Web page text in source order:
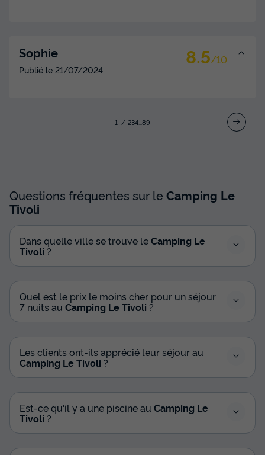
Sophie 8.5/10
Publié le 21/07/2024
1 234 ...89
Questions fréquentes sur leCamping Le
Tivoli
Dans quelle ville se trouve leCamping Le
Tivoli ?
Quel est le prix le moins cher pour un séjour
7 nuits au Camping Le Tivoli ?
Les clients ont-ils apprécié leur séjour au
Camping Le Tivoli ?
Est-ce qu'il y a une piscine au Camping Le
Tivoli ?